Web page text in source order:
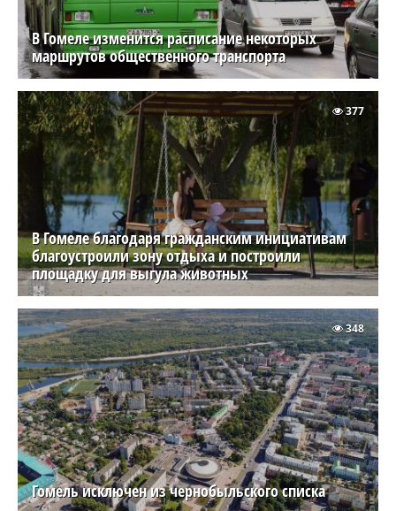
В Гомеле изменится расписание некоторых
маршрутов общественного транспорта
В Гомеле благодаря гражданским инициативам
благоустроили зону отдыха и построили
площадку для выгула животных
377
Гомель исключен из чернобыльского списка
348